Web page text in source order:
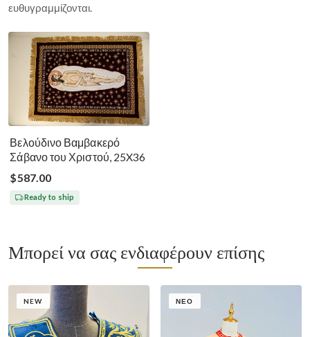
ευθυγραμμίζονται.
Βελούδινο Βαμβακερό
Σάβανο του Χριστού, 25X36
$587.00
Ready to ship
Μπορεί να σας ενδιαφέρουν επίσης
NEW ΝΈΟ